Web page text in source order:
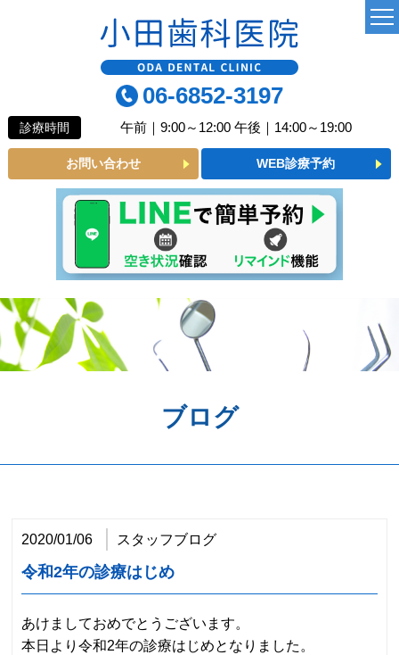
06-6852-3197
診療時間 午前｜9:00～12:00 午後｜14:00～19:00
お問い合わせ WEB診療予約
よくあるご質問
診療MENU
一般歯科
小児歯科
予防歯科
審美メニュー
ホワイトニング
治療の流れ
料金表
アクセス
ブログ
2020/01/06 スタッフブログ
令和2年の診療はじめ
あけましておめでとうございます。
本日より令和2年の診療はじめとなりました。